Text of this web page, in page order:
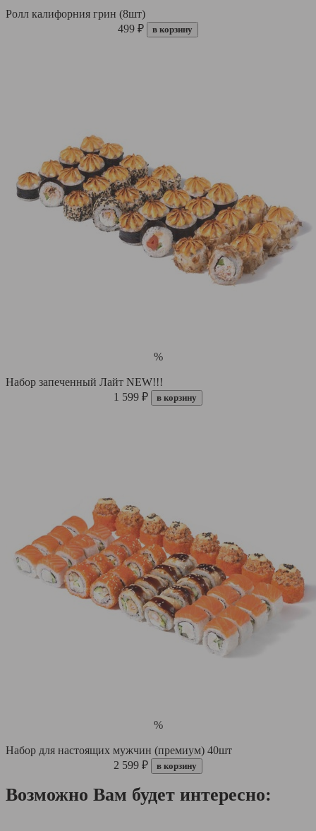
Ролл калифорния грин (8шт)
499 ₽
в корзину
%
Набор запеченный Лайт NEW!!!
1 599 ₽
в корзину
%
Набор для настоящих мужчин (премиум) 40шт
2 599 ₽
в корзину
Возможно Вам будет интересно: